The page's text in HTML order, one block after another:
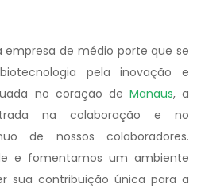
empresa de médio porte que se
pela inovação e
no coração de Manaus, a
na colaboração e no
de nossos colaboradores.
e fomentamos um ambiente
sua contribuição única para a